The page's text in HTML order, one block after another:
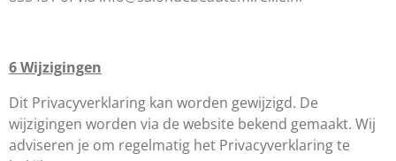
6Wijzigingen
Dit Privacyverklaring kan worden gewijzigd. De
wijzigingen worden via de website bekend gemaakt. Wij
adviseren je om regelmatig het Privacyverklaring te